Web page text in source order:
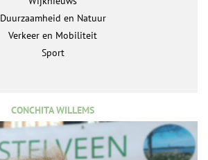
Duurzaamheid en Natuur
Verkeer en Mobiliteit
Sport
CONCHITA WILLEMS